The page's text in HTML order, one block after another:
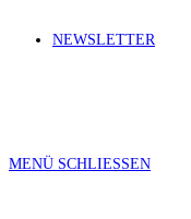
NEWSLETTER
MENÜ SCHLIESSEN